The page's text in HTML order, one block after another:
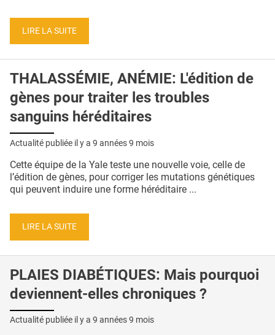
CONTACT
LIRE LA SUITE
THALASSÉMIE, ANÉMIE: L'édition de
gènes pour traiter les troubles
sanguins héréditaires
Actualité publiée il y a 9 années 9 mois
Cette équipe de la Yale teste une nouvelle voie, celle de
l’édition de gènes, pour corriger les mutations génétiques
qui peuvent induire une forme héréditaire ...
LIRE LA SUITE
PLAIES DIABÉTIQUES: Mais pourquoi
deviennent-elles chroniques ?
Actualité publiée il y a 9 années 9 mois